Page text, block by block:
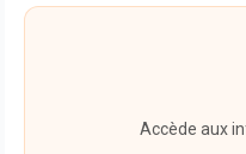
Accède aux